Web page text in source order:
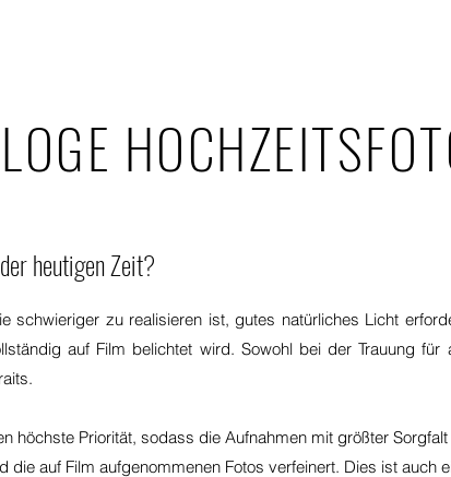
heutigen Zeit?
schwieriger zu realisieren ist, gutes natürliches Licht
auf Film belichtet wird. Sowohl bei der Trauung
.
höchste Priorität, sodass die Aufnahmen mit größter
die auf Film aufgenommenen Fotos verfeinert. Dies ist auch